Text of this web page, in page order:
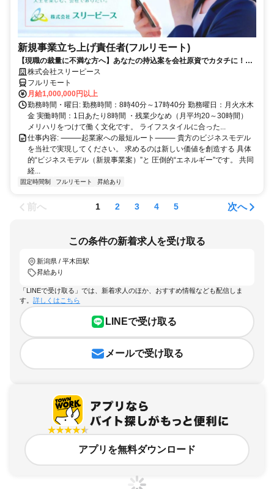
新規事業立ち上げ責任者(フルリモート)
【現職の裁量に不満な方へ】あなたの持込案を会社原資でカタチに！最
短6ヶ月で共同経営者の道へ
株式会社スリーピース
フルリモート
月給1,000,000円以上
勤務時間・曜日: 勤務時間：8時40分～17時40分 勤務曜日：月火水木
金 実働時間：1日あたり8時間 ・残業少なめ（月平均20～30時間）
メリハリをつけて働く文化です。 ライフスタイルに合った...
仕事内容: ⸻起業家への最短ルート⸻ 貴方のビジネスモデル
を当社で実現してください。 求めるのは新しい価値を創造する 具体
的“ビジネスモデル（新規事業案）”と 圧倒的“エネルギー”です。 共同
経...
固定時間制 フルリモート 昇給あり
前へ 1 2 3 4 5 次へ
この条件の新着求人を受け取る
新潟県 / 平木田駅
昇給あり
「LINEで受け取る」では、新着求人のほか、おすすめ情報なども配信しま
す。 詳しくはこちら
LINEで受け取る
メールで受け取る
アプリを無料ダウンロード